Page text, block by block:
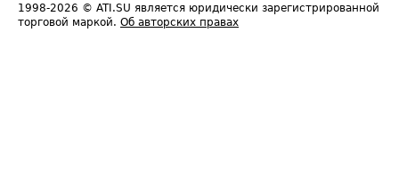
1998-2026 © ATI.SU является юридически зарегистрированной
торговой маркой. Об авторских правах